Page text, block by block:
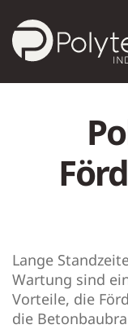
Lange
Wartung sind
Vorteile, die
die